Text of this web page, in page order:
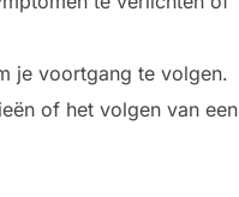
je voortgang te volgen.
of het volgen van een